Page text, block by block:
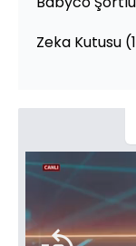
Zeka Kutusu